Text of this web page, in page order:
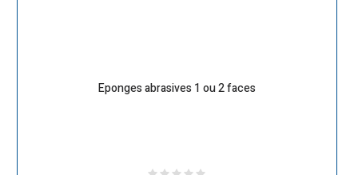
Eponges abrasives 1 ou 2 faces